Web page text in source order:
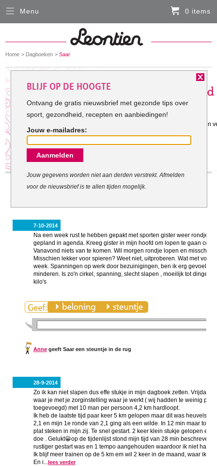
You
here:
Home Dagboeken Saar
Gestart met mijn doel: 6-1-2013
Sporten waardoor goed en strakker in
7-10-2014
Na een week rust te hebben gepakt met sporten gister weer rondje
gepland in agenda. Kreeg gister in mijn hoofd om lopen te gaan
Vanavond niets van te komen. Wil morgen rondje lopen en
Misschien lekker voor spieren? Weet niet, uitproberen. Wat met
week. Spanningen op werk door bezuinigingen, ben ik erg gevoelig
minderen. Is zo'n cirkel, spanning, slecht slapen , moeilijk tot dingen
kilo's
Annegeeft Saar een steuntje in de rug
28-9-2014
Zo ik kan niet slapen dus effe stukje in mijn dagboek zetten. Vrijdag
waar je met je zorginstelling waar je werkt ( wij hadden te weinig
toegevoegd) met 10 man per persoon 4,2 km hardloopt.
Ik heb de laatste tijd paar keer 5 km gelopen maar dit was heuvels
2,1 en mijn 1e ronde van 2,1 ging als een wilde. In 12 min maar
plat steken in mijn zij. Te snel gestart. 2 keer klein stukje gelopen en
doe . Gelukt😀op de tijdenlijst stond mijn tijd van 28 min
rustiger gestart was en 1 tempo aangehouden waardoor ik niet had
Ik blijf meer trainen op de 5 km em wil 2 keer in de maand, waar ik
En i...lees verder
Menu 0 items
Sluiten
HARDLOOPKLEDING
FIETSKLEDING
SERVICE
Inloggen
Contact- en adresgegevens
Levertijd, retourneren, ruilen
BLIJF OP DE HOOGTE
Ontvang de gratis nieuwsbrief met gezonde tips over
sport, gezondheid, recepten en aanbiedingen!
Jouw e-mailadres:
Aanmelden
Jouw gegevens worden niet aan derden verstrekt. Afmelden
voor de nieuwsbrief is te allen tijden mogelijk.